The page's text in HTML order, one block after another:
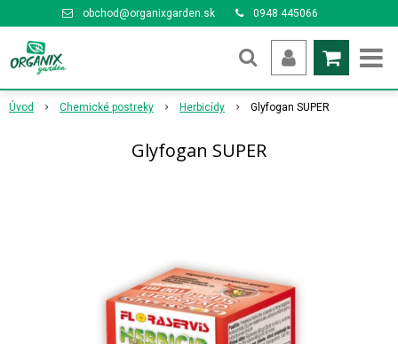
obchod@organixgarden.sk 0948 445066
Úvod Chemické postreky Herbicídy Glyfogan SUPER
Glyfogan SUPER